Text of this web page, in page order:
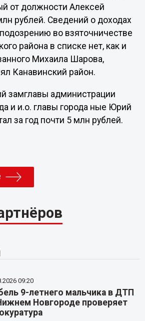
от должности Алексей
рублей. Сведений о доходах
во взяточничестве
района в списке нет, как и
Михаила Шарова,
Канавинский район.
замглавы администрации
и и.о. главы города ные Юрий
за год почти 5 млн рублей.
09:20
9-летнего мальчика в ДТП
Новгороде проверяет